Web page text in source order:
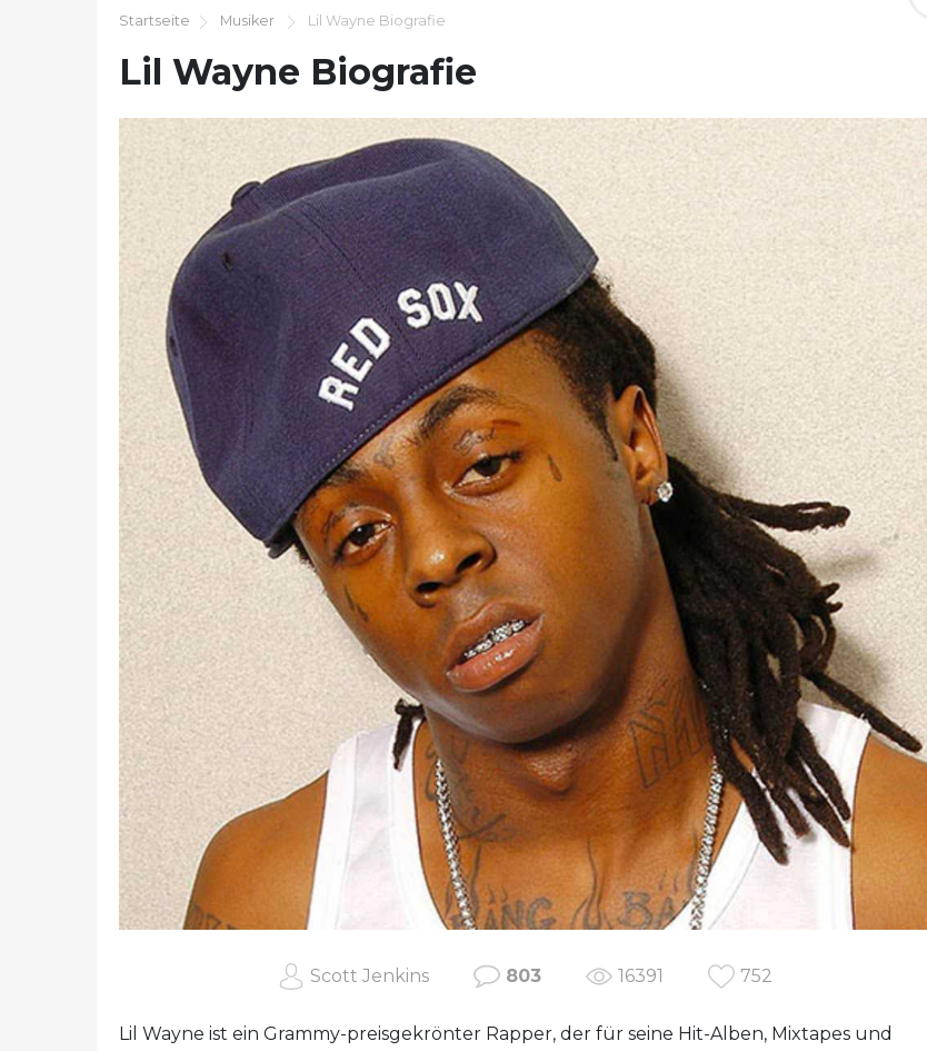
Startseite Musiker Lil Wayne Biografie
Lil Wayne Biografie
Scott Jenkins 803 16391 752
Lil Wayne ist ein Grammy-preisgekrönter Rapper, der für seine Hit-Alben, Mixtapes und